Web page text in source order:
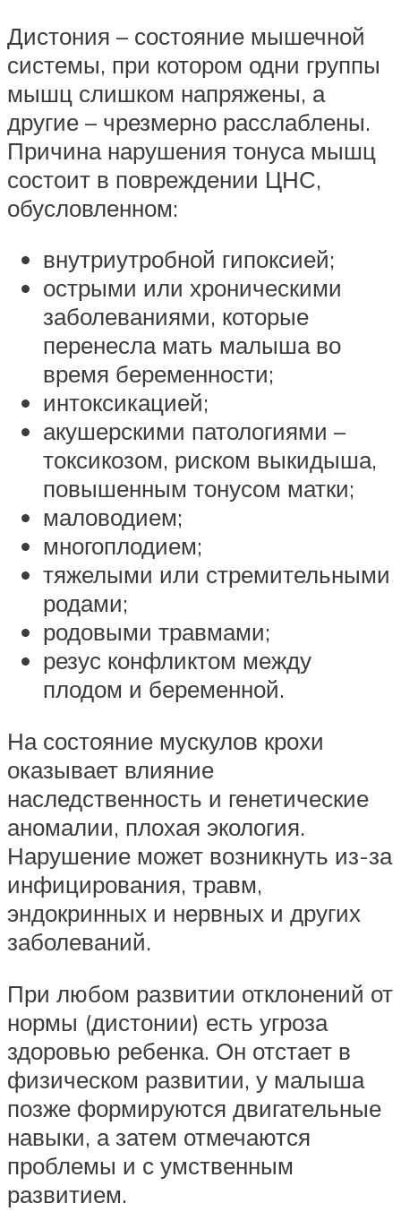
Дистония – состояние мышечной
системы, при котором одни группы
мышц слишком напряжены, а
другие – чрезмерно расслаблены.
Причина нарушения тонуса мышц
состоит в повреждении ЦНС,
обусловленном:
внутриутробной гипоксией;
острыми или хроническими
заболеваниями, которые
перенесла мать малыша во
время беременности;
интоксикацией;
акушерскими патологиями –
токсикозом, риском выкидыша,
повышенным тонусом матки;
маловодием;
многоплодием;
тяжелыми или стремительными
родами;
родовыми травмами;
резус конфликтом между
плодом и беременной.
На состояние мускулов крохи
оказывает влияние
наследственность и генетические
аномалии, плохая экология.
Нарушение может возникнуть из-за
инфицирования, травм,
эндокринных и нервных и других
заболеваний.
При любом развитии отклонений от
нормы (дистонии) есть угроза
здоровью ребенка. Он отстает в
физическом развитии, у малыша
позже формируются двигательные
навыки, а затем отмечаются
проблемы и с умственным
развитием.